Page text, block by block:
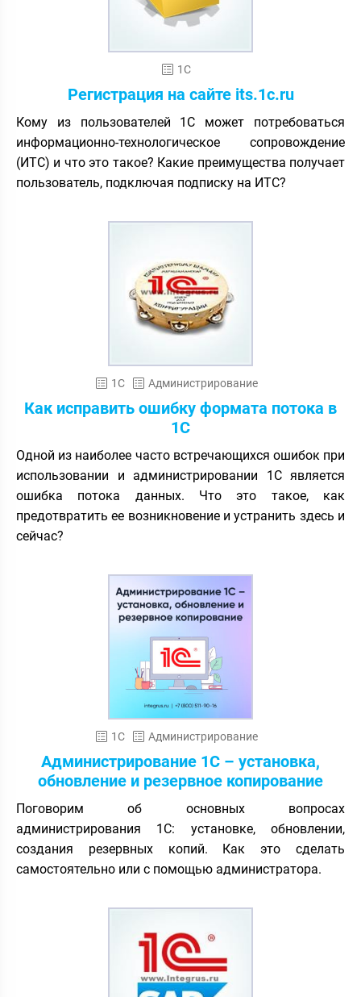
1С
Регистрация на сайте its.1c.ru
Кому из пользователей 1С может потребоваться
информационно-технологическое сопровождение
(ИТС) и что это такое? Какие преимущества получает
пользователь, подключая подписку на ИТС?
1С Администрирование
Как исправить ошибку формата потока в
1С
Одной из наиболее часто встречающихся ошибок при
использовании и администрировании 1С является
ошибка потока данных. Что это такое, как
предотвратить ее возникновение и устранить здесь и
сейчас?
1С Администрирование
Администрирование 1С – установка,
обновление и резервное копирование
Поговорим об основных вопросах
администрирования 1С: установке, обновлении,
создания резервных копий. Как это сделать
самостоятельно или с помощью администратора.